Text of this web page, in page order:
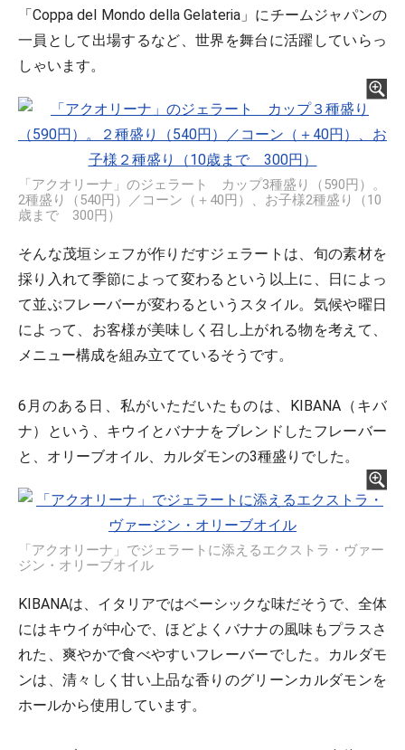
「Coppa del Mondo della Gelateria」にチームジャパンの
一員として出場するなど、世界を舞台に活躍していらっ
しゃいます。
「アクオリーナ」のジェラート カップ3種盛り（590円）。
2種盛り（540円）／コーン（＋40円）、お子様2種盛り（10
歳まで 300円）
そんな茂垣シェフが作りだすジェラートは、旬の素材を
採り入れて季節によって変わるという以上に、日によっ
て並ぶフレーバーが変わるというスタイル。気候や曜日
によって、お客様が美味しく召し上がれる物を考えて、
メニュー構成を組み立てているそうです。
6月のある日、私がいただいたものは、KIBANA（キバ
ナ）という、キウイとバナナをブレンドしたフレーバー
と、オリーブオイル、カルダモンの3種盛りでした。
「アクオリーナ」でジェラートに添えるエクストラ・ヴァー
ジン・オリーブオイル
KIBANAは、イタリアではベーシックな味だそうで、全体
にはキウイが中心で、ほどよくバナナの風味もプラスさ
れた、爽やかで食べやすいフレーバーでした。カルダモ
ンは、清々しく甘い上品な香りのグリーンカルダモンを
ホールから使用しています。